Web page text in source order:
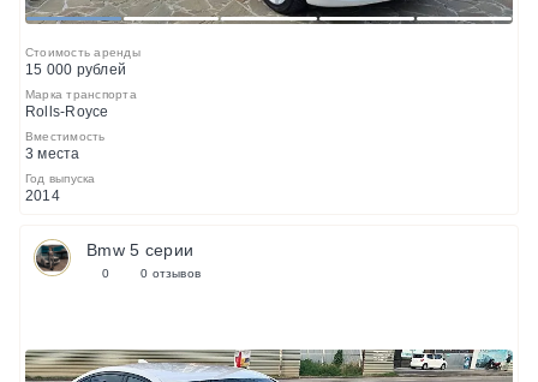
1 2 3 4 5
Стоимость аренды
15 000 рублей
Марка транспорта
Rolls-Royce
Вместимость
3 места
Год выпуска
2014
Bmw 5 серии
0 0 отзывов